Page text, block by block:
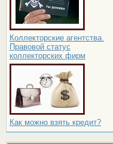
Коллекторские агентства.
Правовой статус
коллекторских фирм
Как можно взять кредит?